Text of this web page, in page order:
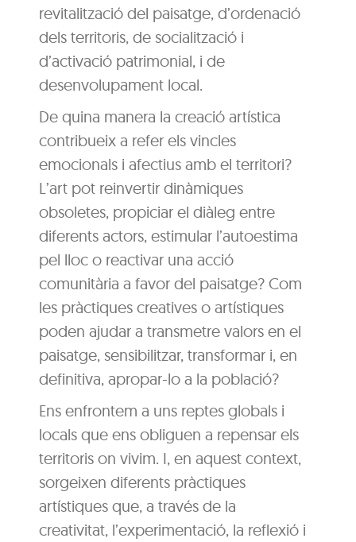
revitalització del paisatge, d’ordenació
dels territoris, de socialització i
d’activació patrimonial, i de
desenvolupament local.
De quina manera la creació artística
contribueix a refer els vincles
emocionals i afectius amb el territori?
L’art pot reinvertir dinàmiques
obsoletes, propiciar el diàleg entre
diferents actors, estimular l’autoestima
pel lloc o reactivar una acció
comunitària a favor del paisatge? Com
les pràctiques creatives o artístiques
poden ajudar a transmetre valors en el
paisatge, sensibilitzar, transformar i, en
definitiva, apropar-lo a la població?
Ens enfrontem a uns reptes globals i
locals que ens obliguen a repensar els
territoris on vivim. I, en aquest context,
sorgeixen diferents pràctiques
artístiques que, a través de la
creativitat, l’experimentació, la reflexió i